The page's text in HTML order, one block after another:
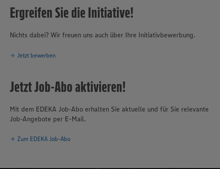
Ergreifen Sie die Initiative!
Nichts dabei? Wir freuen uns auch über Ihre Initiativbewerbung.
Jetzt bewerben
Jetzt Job-Abo aktivieren!
Mit dem EDEKA Job-Abo erhalten Sie aktuelle und für Sie relevante
Job-Angebote per E-Mail.
Zum EDEKA Job-Abo